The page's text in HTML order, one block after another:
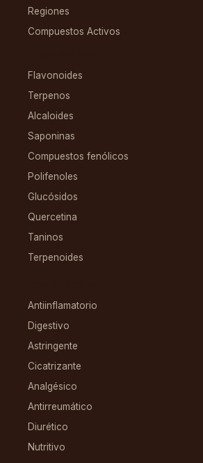
Regiones
Compuestos Activos
Flavonoides
Terpenos
Alcaloides
Saponinas
Compuestos fenólicos
Polifenoles
Glucósidos
Quercetina
Taninos
Terpenoides
Antiinflamatorio
Digestivo
Astringente
Cicatrizante
Analgésico
Antirreumático
Diurético
Nutritivo